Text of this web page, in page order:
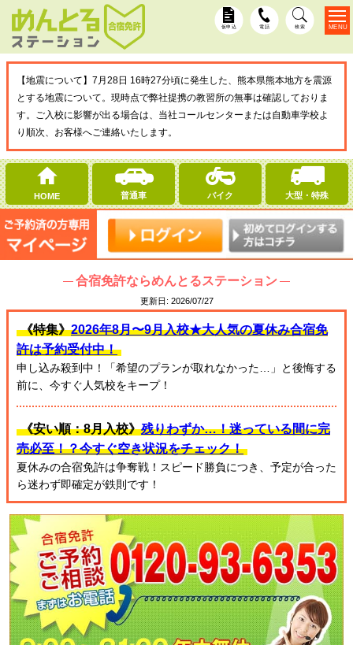
仮申込 電話 検索
【地震について】7月28日 16時27分頃に発生した、熊本県熊本地方を震源
とする地震について。現時点で弊社提携の教習所の無事は確認しておりま
す。ご入校に影響が出る場合は、当社コールセンターまたは自動車学校よ
り順次、お客様へご連絡いたします。
HOME 普通車 バイク 大型・特殊
MENU
合宿免許ならめんとるステーション
更新日: 2026/07/27
《特集》2026年8月〜9月入校★大人気の夏休み合宿免
許は予約受付中！
申し込み殺到中！「希望のプランが取れなかった…」と後悔する
前に、今すぐ人気校をキープ！
《安い順：8月入校》残りわずか…！迷っている間に完
売必至！？今すぐ空き状況をチェック！
夏休みの合宿免許は争奪戦！スピード勝負につき、予定が合った
ら迷わず即確定が鉄則です！